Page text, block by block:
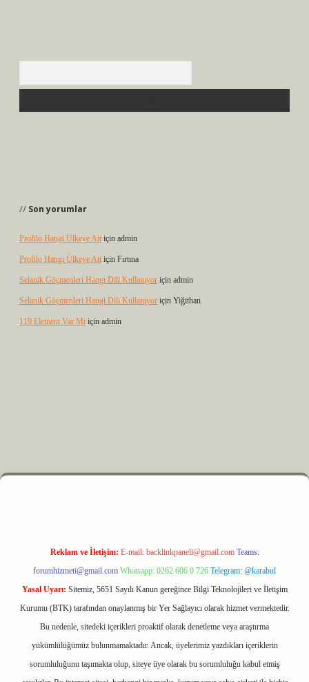
Son yorumlar
Profilo Hangi Ülkeye Ait için admin
Profilo Hangi Ülkeye Ait için Fırtına
Selanik Göçmenleri Hangi Dili Kullanıyor için admin
Selanik Göçmenleri Hangi Dili Kullanıyor için Yiğithan
119 Element Var Mı için admin
m elexbet
Reklam ve İletişim: E-mail: backlinkpaneli@gmail.com Teams:
forumhizmeti@gmail.com Whatsapp: 0262 606 0 726 Telegram: @karabul
Yasal Uyarı: Sitemiz, 5651 Sayılı Kanun gereğince Bilgi Teknolojileri ve İletişim
Kurumu (BTK) tarafından onaylanmış bir Yer Sağlayıcı olarak hizmet vermektedir.
Bu nedenle, sitedeki içerikleri proaktif olarak denetleme veya araştırma
yükümlülüğümüz bulunmamaktadır. Ancak, üyelerimiz yazdıkları içeriklerin
sorumluluğunu taşımakta olup, siteye üye olarak bu sorumluluğu kabul etmiş